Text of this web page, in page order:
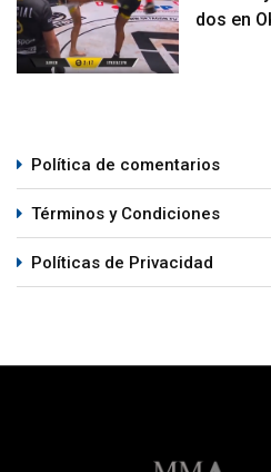
dos en
Política de comentarios
Términos y Condiciones
Políticas de Privacidad